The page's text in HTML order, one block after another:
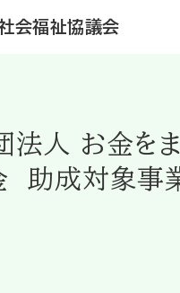
会福祉協議会
法人 お金を
助成対象事